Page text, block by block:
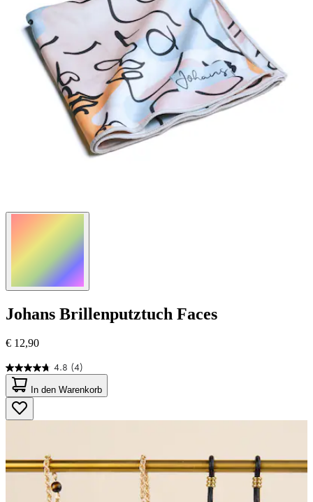
Johans Brillenputztuch Faces
€ 12,90
4.8 (4)
4.8
von
5
Sternen.
4
In den Warenkorb